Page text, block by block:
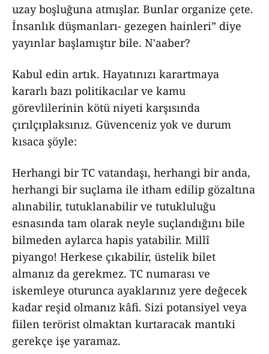
uzay boşluğuna atmışlar. Bunlar organize çete.
İnsanlık düşmanları- gezegen hainleri” diye
yayınlar başlamıştır bile. N'aaber?
Kabul edin artık. Hayatınızı karartmaya
kararlı bazı politikacılar ve kamu
görevlilerinin kötü niyeti karşısında
çırılçıplaksınız. Güvenceniz yok ve durum
kısaca şöyle:
Herhangi bir TC vatandaşı, herhangi bir anda,
herhangi bir suçlama ile itham edilip gözaltına
alınabilir, tutuklanabilir ve tutukluluğu
esnasında tam olarak neyle suçlandığını bile
bilmeden aylarca hapis yatabilir. Millî
piyango! Herkese çıkabilir, üstelik bilet
almanız da gerekmez. TC numarası ve
iskemleye oturunca ayaklarınız yere değecek
kadar reşid olmanız kâfi. Sizi potansiyel veya
fiilen terörist olmaktan kurtaracak mantıki
gerekçe işe yaramaz.